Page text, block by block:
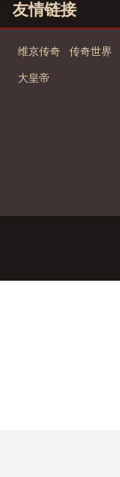
友情链接
维京传奇 传奇世界
大皇帝